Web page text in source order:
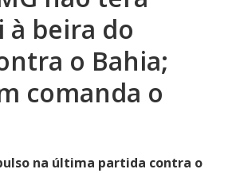
à beira do
o Bahia;
comanda o
na última partida contra o